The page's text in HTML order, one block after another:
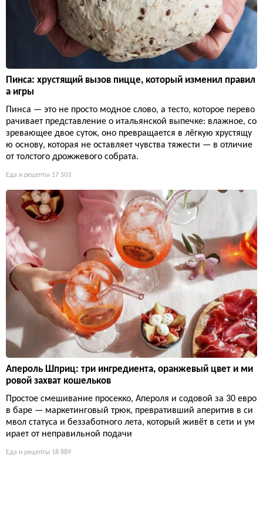
Пинса: хрустящий вызов пицце, который изменил правил
а игры
Пинса — это не просто модное слово, а тесто, которое перево
рачивает представление о итальянской выпечке: влажное, со
зревающее двое суток, оно превращается в лёгкую хрустящу
ю основу, которая не оставляет чувства тяжести — в отличие
от толстого дрожжевого собрата.
Еда и рецепты 17 503
Апероль Шприц: три ингредиента, оранжевый цвет и ми
ровой захват кошельков
Простое смешивание просекко, Апероля и содовой за 30 евро
в баре — маркетинговый трюк, превративший аперитив в си
мвол статуса и беззаботного лета, который живёт в сети и ум
ирает от неправильной подачи
Еда и рецепты 18 889